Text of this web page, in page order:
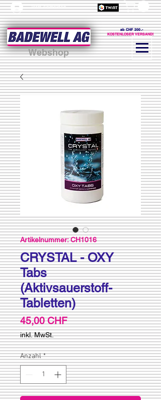
Jetzt Anmelden
Webshop
ab CHF 200.-
KOSTENLOSER VERSAND!
Artikelnummer: CH1016
CRYSTAL - OXY
Tabs
(Aktivsauerstoff-
Tabletten)
45,00 CHFPreis
inkl. MwSt.
Anzahl *